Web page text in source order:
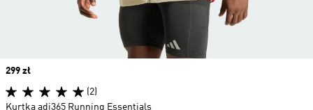
Price
299 zł
(2)
Kurtka adi365 Running Essentials